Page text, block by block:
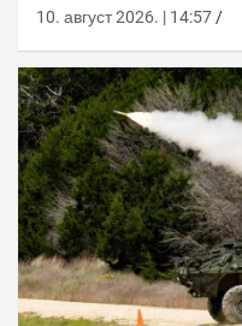
10. август 2026. | 14:57